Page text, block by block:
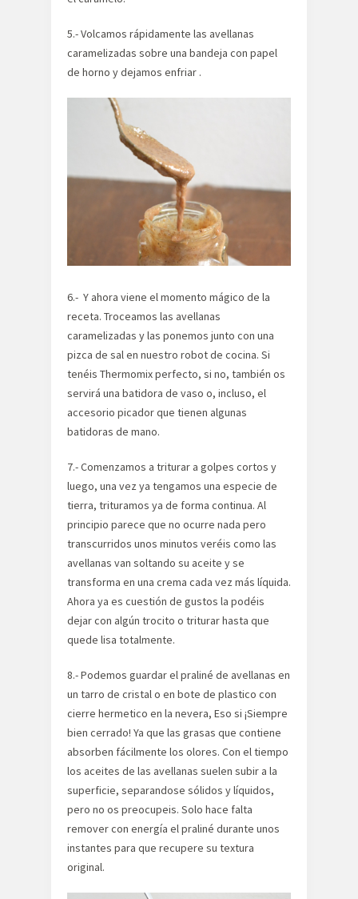
5.- Volcamos rápidamente las avellanas
caramelizadas sobre una bandeja con papel
de horno y dejamos enfriar .
6.- Y ahora viene el momento mágico de la
receta. Troceamos las avellanas
caramelizadas y las ponemos junto con una
pizca de sal en nuestro robot de cocina. Si
tenéis Thermomix perfecto, si no, también os
servirá una batidora de vaso o, incluso, el
accesorio picador que tienen algunas
batidoras de mano.
7.- Comenzamos a triturar a golpes cortos y
luego, una vez ya tengamos una especie de
tierra, trituramos ya de forma continua. Al
principio parece que no ocurre nada pero
transcurridos unos minutos veréis como las
avellanas van soltando su aceite y se
transforma en una crema cada vez más líquida.
Ahora ya es cuestión de gustos la podéis
dejar con algún trocito o triturar hasta que
quede lisa totalmente.
8.- Podemos guardar el praliné de avellanas en
un tarro de cristal o en bote de plastico con
cierre hermetico en la nevera, Eso si ¡Siempre
bien cerrado! Ya que las grasas que contiene
absorben fácilmente los olores. Con el tiempo
los aceites de las avellanas suelen subir a la
superficie, separandose sólidos y líquidos,
pero no os preocupeis. Solo hace falta
remover con energía el praliné durante unos
instantes para que recupere su textura
original.